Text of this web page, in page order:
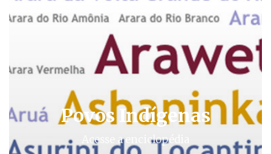
Povos Indígenas
Acesse a enciclopédia